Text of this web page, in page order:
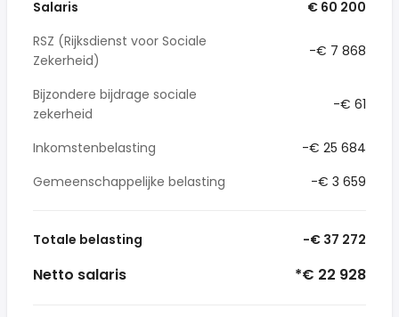
Salaris
€ 60 200
RSZ (Rijksdienst voor Sociale
Zekerheid)
-€ 7 868
Bijzondere bijdrage sociale
zekerheid
-€ 61
Inkomstenbelasting
-€ 25 684
Gemeenschappelijke belasting
-€ 3 659
Totale belasting -€ 37 272
Netto salaris *€ 22 928